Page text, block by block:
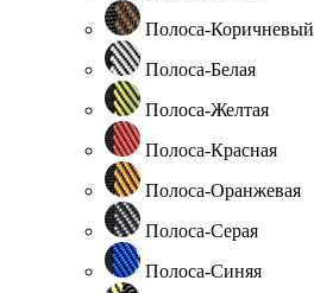
Полоса-Коричневый
Полоса-Белая
Полоса-Желтая
Полоса-Красная
Полоса-Оранжевая
Полоса-Серая
Полоса-Синяя